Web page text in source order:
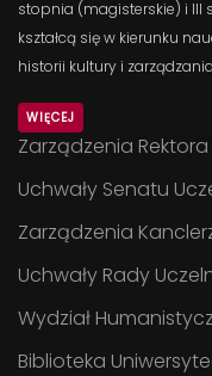
stopnia (magisterskie) i III
kształcą się w kierunku
historii kultury i
WIĘCEJ
Zarządzenia
Uchwały Senatu
Zarządzenia
Uchwały Rady
Wydział
Biblioteka